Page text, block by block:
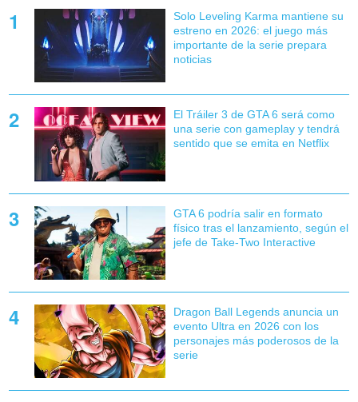
Solo Leveling Karma mantiene su
estreno en 2026: el juego más
importante de la serie prepara
noticias
El Tráiler 3 de GTA 6 será como
una serie con gameplay y tendrá
sentido que se emita en Netflix
GTA 6 podría salir en formato
físico tras el lanzamiento, según el
jefe de Take-Two Interactive
Dragon Ball Legends anuncia un
evento Ultra en 2026 con los
personajes más poderosos de la
serie